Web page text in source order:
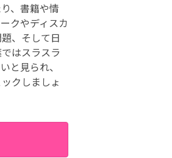
、書籍や情
クやディスカ
、そして日
はスラスラ
と見られ、
クしましょ